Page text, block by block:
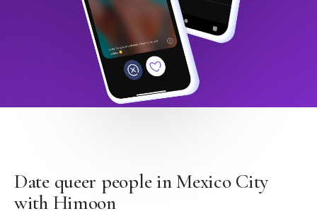
Date queer people in Mexico City
with Himoon